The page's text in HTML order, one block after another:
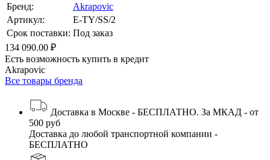
Бренд:
Akrapovic
Артикул:
E-TY/SS/2
Срок поставки: Под заказ
134 090.00 ₽
Есть возможность купить в кредит
Akrapovic
Все товары бренда
Доставка в Москве - БЕСПЛАТНО. За МКАД - от
500 руб
Доставка до любой транспортной компании -
БЕСПЛАТНО